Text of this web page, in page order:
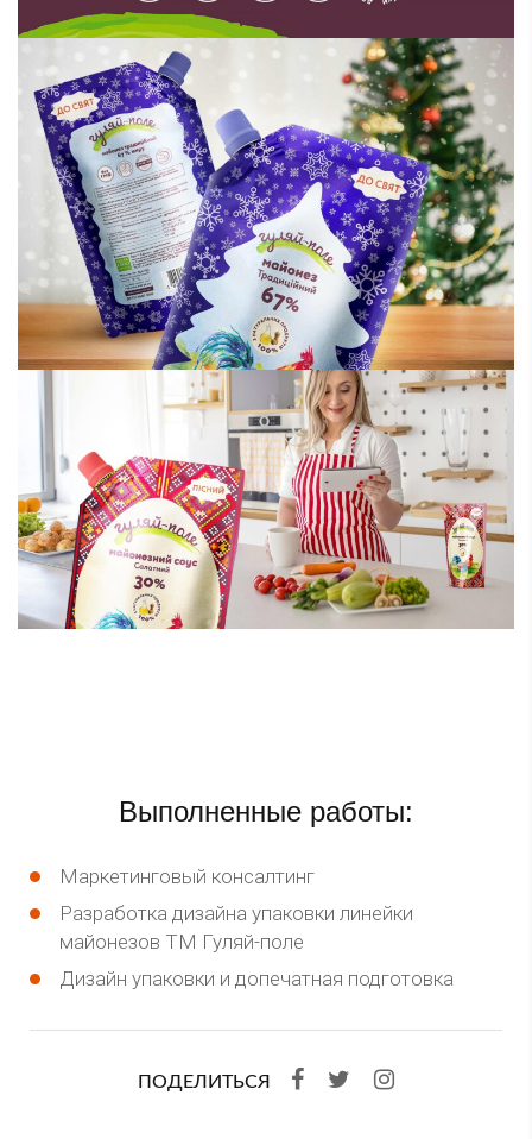
Выполненные работы:
Маркетинговый консалтинг
Разработка дизайна упаковки линейки
майонезов ТМ Гуляй-поле
Дизайн упаковки и допечатная подготовка
ПОДЕЛИТЬСЯ